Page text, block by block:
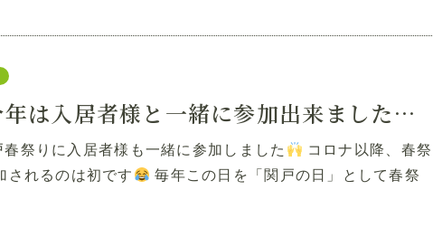
関戸春祭「今年は入居者様と一緒に参加出来ました
祭りに入居者様も一緒に参加しました
コロナ以降、春祭
されるのは初です
毎年この日を「関戸の日」として春祭